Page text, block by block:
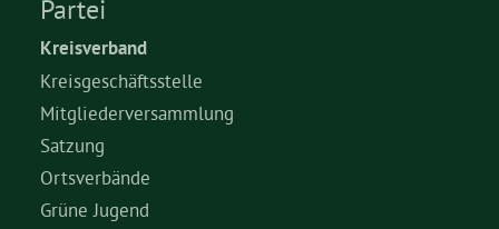
Partei
Kreisverband
Kreisgeschäftsstelle
Mitgliederversammlung
Satzung
Ortsverbände
Grüne Jugend